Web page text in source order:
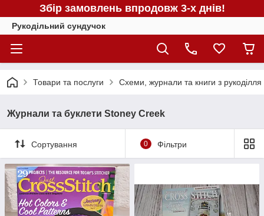
Збір замовлень впродовж 3-х днів!
Рукодільний сундучок
Товари та послуги Схеми, журнали та книги з рукоділля
Журнали та буклети Stoney Creek
Сортування 0 Фільтри